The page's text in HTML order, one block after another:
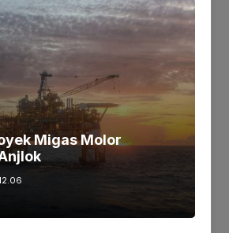
Banyak yang Berprestasi, Sekda
Banyak Lagi
Migas Molor